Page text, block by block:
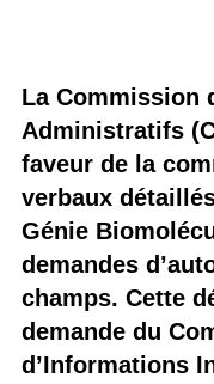
La Commission
Administratifs
faveur de la
verbaux
Génie
demandes
champs. Cette
demande du
d’Informations